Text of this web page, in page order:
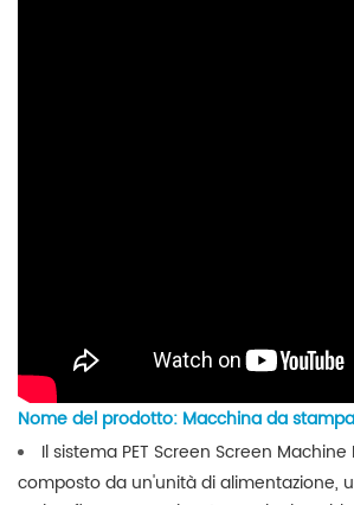
Nome del prodotto: Macchina da
Il sistema PET Screen Screen
composto da un'unità di alimentazione,